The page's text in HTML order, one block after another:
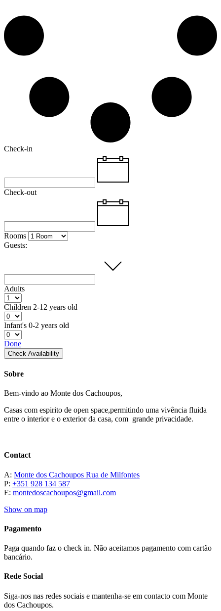
Check-in
Check-out
Rooms
Guests:
Adults
Children 2-12 years old
Infant's 0-2 years old
Done
Check Availability
Sobre
Bem-vindo ao Monte dos Cachoupos,
Casas com espirito de open space,permitindo uma vivência fluida
entre o interior e o exterior da casa, com grande privacidade.
Contact
A: Monte dos Cachoupos Rua de Milfontes
P: +351 928 134 587
E: montedoscachoupos@gmail.com
Show on map
Pagamento
Paga quando faz o check in. Não aceitamos pagamento com cartão
bancário.
Rede Social
Siga-nos nas redes sociais e mantenha-se em contacto com Monte
dos Cachoupos.